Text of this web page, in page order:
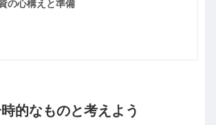
の心構えと準備
的なものと考えよう